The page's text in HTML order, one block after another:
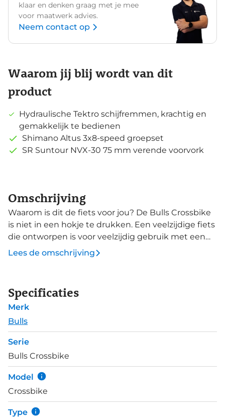
klaar en denken graag met je mee
voor maatwerk advies.
Neem contact op
Waarom jij blij wordt van dit
product
Hydraulische Tektro schijfremmen, krachtig en
gemakkelijk te bedienen
Shimano Altus 3x8-speed groepset
SR Suntour NVX-30 75 mm verende voorvork
Omschrijving
Waarom is dit de fiets voor jou? De Bulls Crossbike
is niet in een hokje te drukken. Een veelzijdige fiets
die ontworpen is voor veelzijdig gebruik met een
grote voorkeur voor offfroad. Een robuust
aluminium frame met betrouwbare componenten
wegen. De Crossbike 1 is afgemonteerd met
Shimano Altus 3x8-speed groepset en beschikt
over krachtig remmende hydraulische
schijfremmen van Tektro. Supero Ranger banden
hebben een goede lekbescherming, waarmee jij
met een gerust hart op pad kunt.
Lees de omschrijving
Specificaties
Merk
Bulls
Serie
Bulls Crossbike
Model
Crossbike
Type